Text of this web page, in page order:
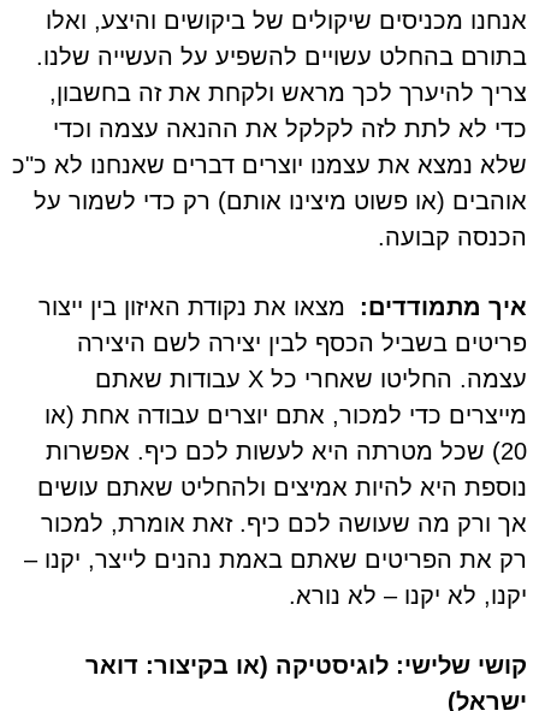
אנחנו מכניסים שיקולים של ביקושים והיצע, ואלו
בתורם בהחלט עשויים להשפיע על העשייה שלנו.
צריך להיערך לכך מראש ולקחת את זה בחשבון,
כדי לא לתת לזה לקלקל את ההנאה עצמה וכדי
שלא נמצא את עצמנו יוצרים דברים שאנחנו לא כ"כ
אוהבים (או פשוט מיצינו אותם) רק כדי לשמור על
הכנסה קבועה.
איך מתמודדים:
מצאו את נקודת האיזון בין ייצור
פריטים בשביל הכסף לבין יצירה לשם היצירה
עצמה. החליטו שאחרי כל X עבודות שאתם
מייצרים כדי למכור, אתם יוצרים עבודה אחת (או
20) שכל מטרתה היא לעשות לכם כיף. אפשרות
נוספת היא להיות אמיצים ולהחליט שאתם עושים
אך ורק מה שעושה לכם כיף. זאת אומרת, למכור
רק את הפריטים שאתם באמת נהנים לייצר, יקנו –
יקנו, לא יקנו – לא נורא.
קושי שלישי: לוגיסטיקה (או בקיצור: דואר
ישראל)